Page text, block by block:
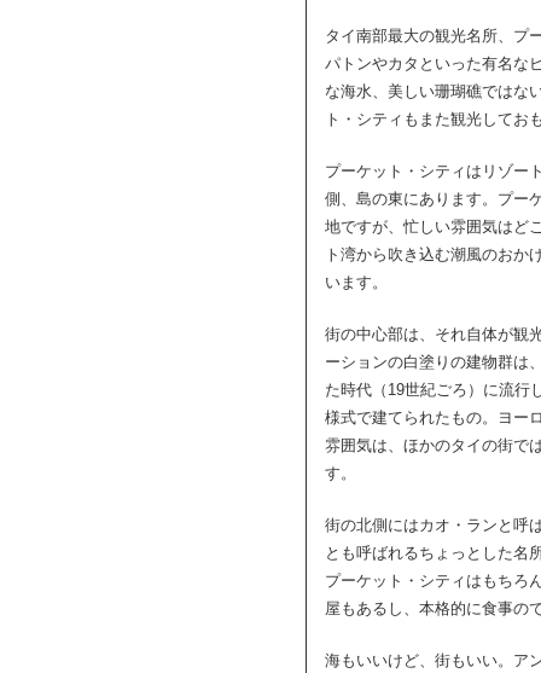
タイ南部最大の観光名所、プ
パトンやカタといった有名な
な海水、美しい珊瑚礁ではな
ト・シティもまた観光してお
プーケット・シティはリゾー
側、島の東にあります。プー
地ですが、忙しい雰囲気はど
ト湾から吹き込む潮風のおか
います。
街の中心部は、それ自体が観
ーションの白塗りの建物群は
た時代（19世紀ごろ）に流行
様式で建てられたもの。ヨー
雰囲気は、ほかのタイの街で
す。
街の北側にはカオ・ランと呼
とも呼ばれるちょっとした名
プーケット・シティはもちろ
屋もあるし、本格的に食事の
海もいいけど、街もいい。ア